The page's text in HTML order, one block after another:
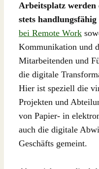
Arbeitsplatz werden
stets
bei Remote Work
Kommunikation und
Mitarbeitenden und
die digitale
Hier ist speziell die
Projekten und
von Papier- in
auch die digitale
Geschäfts gemeint.